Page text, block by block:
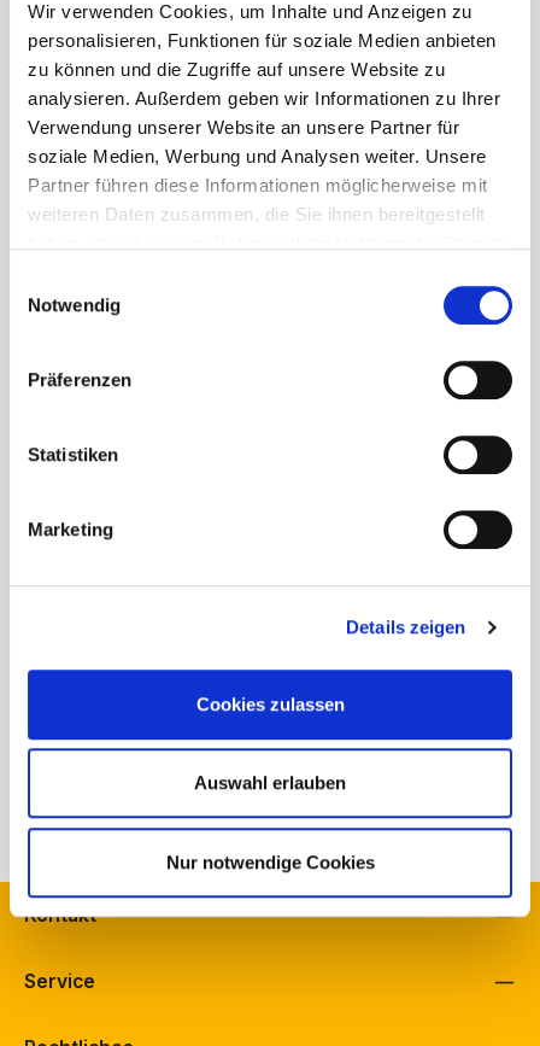
Wir verwenden Cookies, um Inhalte und Anzeigen zu
personalisieren, Funktionen für soziale Medien anbieten
zu können und die Zugriffe auf unsere Website zu
analysieren. Außerdem geben wir Informationen zu Ihrer
Verwendung unserer Website an unsere Partner für
soziale Medien, Werbung und Analysen weiter. Unsere
Partner führen diese Informationen möglicherweise mit
weiteren Daten zusammen, die Sie ihnen bereitgestellt
Notwendig
Präferenzen
Statistiken
Marketing
Details zeigen
Cookies zulassen
Auswahl erlauben
Nur notwendige Cookies
Regulärer Preis:
11,95 €
Preise inkl. MwSt. zzgl. Versandkosten
Größeauswählen
Produkt Anzahl: Gib den gewünschten Wert ein
Bestand Schuh Langenbach, Schramberg:
0
Bestand schuhfreunde, Fellbach:
Herstellerinformationen
Kontakt
Service